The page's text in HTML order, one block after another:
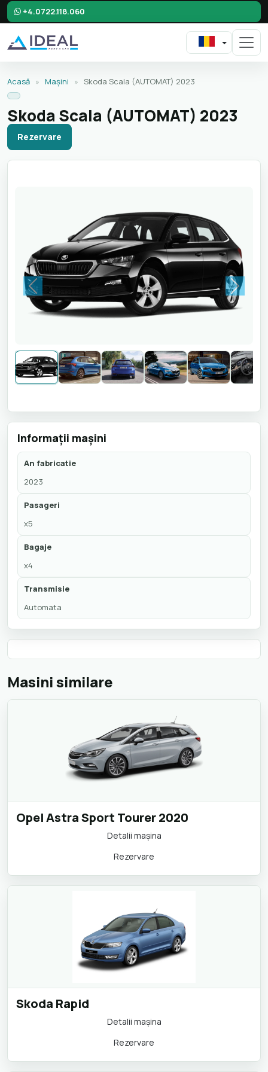
+4.0722.118.060
Acasă » Mașini » Skoda Scala (AUTOMAT) 2023
Skoda Scala (AUTOMAT) 2023
Rezervare
Previous Next
Informaţii maşini
An fabricatie
2023
Pasageri
x5
Bagaje
x4
Transmisie
Automata
Masini similare
Opel Astra Sport Tourer 2020
Detalii maşina
Rezervare
Skoda Rapid
Detalii maşina
Rezervare